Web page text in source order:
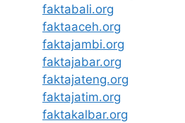
faktabali.org
faktaaceh.org
faktajambi.org
faktajabar.org
faktajateng.org
faktajatim.org
faktakalbar.org